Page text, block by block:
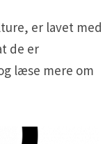
er lavet med
de er
læse mere om